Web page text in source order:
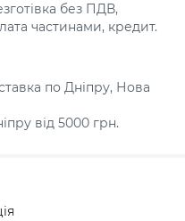
без ПДВ,
частинами, кредит.
по Дніпру, Нова
від 5000 грн.